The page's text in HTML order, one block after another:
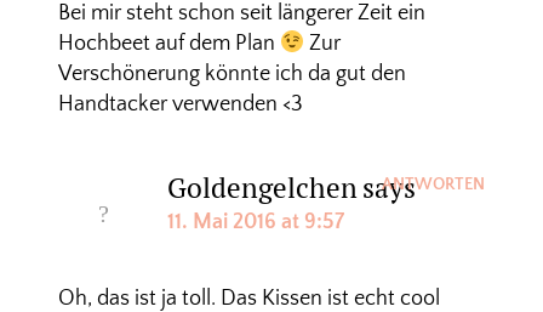
Bei mir steht schon seit längerer Zeit ein
Hochbeet auf dem Plan
Zur
Verschönerung könnte ich da gut den
Handtacker verwenden <3
Goldengelchensays
11. Mai 2016 at 9:57
Oh, das ist ja toll. Das Kissen ist echt cool
ANTWORTEN